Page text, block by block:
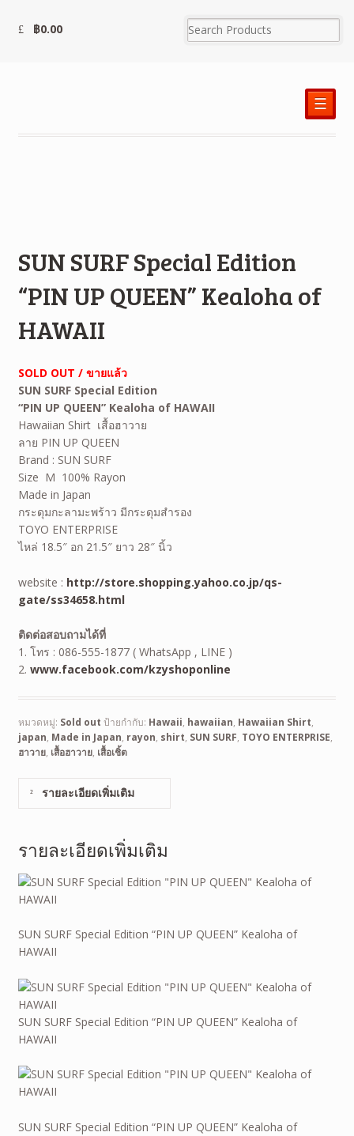
฿0.00
☰
SUN SURF Special Edition
“PIN UP QUEEN” Kealoha of
HAWAII
SOLD OUT / ขายแล้ว
SUN SURF Special Edition
“PIN UP QUEEN” Kealoha of HAWAII
Hawaiian Shirt เสื้อฮาวาย
ลาย PIN UP QUEEN
Brand : SUN SURF
Size M 100% Rayon
Made in Japan
กระดุมกะลามะพร้าว มีกระดุมสำรอง
TOYO ENTERPRISE
ไหล่ 18.5″ อก 21.5″ ยาว 28″ นิ้ว
website : http://store.shopping.yahoo.co.jp/qs-
gate/ss34658.html
ติดต่อสอบถามได้ที่
1. โทร : 086-555-1877 ( WhatsApp , LINE )
2. www.facebook.com/kzyshoponline
หมวดหมู่: Sold out ป้ายกำกับ: Hawaii, hawaiian, Hawaiian Shirt,
japan, Made in Japan, rayon, shirt, SUN SURF, TOYO ENTERPRISE,
ฮาวาย, เสื้อฮาวาย, เสื้อเชิ้ต
รายละเอียดเพิ่มเติม
รายละเอียดเพิ่มเติม
SUN SURF Special Edition “PIN UP QUEEN” Kealoha of
HAWAII
SUN SURF Special Edition “PIN UP QUEEN” Kealoha of
HAWAII
SUN SURF Special Edition “PIN UP QUEEN” Kealoha of